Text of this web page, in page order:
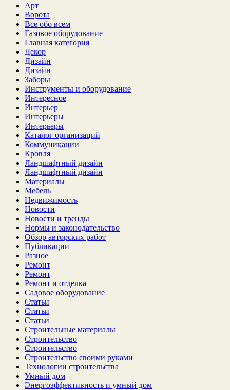
Арт
Ворота
Все обо всем
Газовое оборудование
Главная категория
Декор
Дизайн
Дизайн
Заборы
Инструменты и оборудование
Интересное
Интерьер
Интерьеры
Интерьеры
Каталог организаций
Коммуникации
Кровля
Ландшафтный дизайн
Ландшафтный дизайн
Материалы
Мебель
Недвижимость
Новости
Новости и тренды
Нормы и законодательство
Обзор авторских работ
Публикации
Разное
Ремонт
Ремонт
Ремонт и отделка
Садовое оборудование
Статьи
Статьи
Статьи
Строительные материалы
Строительство
Строительство
Строительство своими руками
Технологии строительства
Умный дом
Энергоэффективность и умный дом